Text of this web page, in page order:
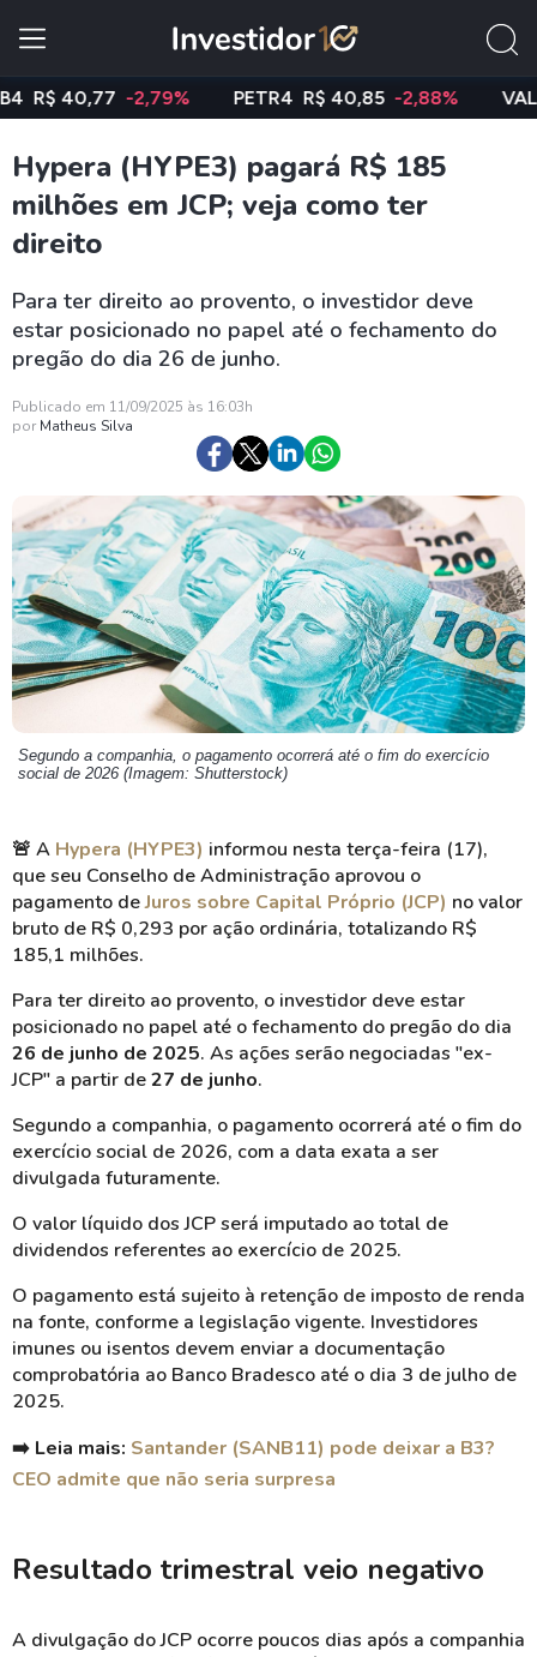
40,77 -2,79% PETR4 R$ 40,85 -2,88% VALE3
Hypera (HYPE3) pagará R$ 185
milhões em JCP; veja como ter
direito
Para ter direito ao provento, o investidor deve
estar posicionado no papel até o fechamento do
pregão do dia 26 de junho.
Publicado em 11/09/2025 às 16:03h
por Matheus Silva
Segundo a companhia, o pagamento ocorrerá até o fim do exercício
social de 2026 (Imagem: Shutterstock)
🚨 A Hypera (HYPE3) informou nesta terça-feira (17),
que seu Conselho de Administração aprovou o
pagamento deJuros sobre Capital Próprio (JCP) no valor
bruto de R$ 0,293 por ação ordinária, totalizando R$
185,1 milhões.
Para ter direito ao provento, o investidor deve estar
posicionado no papel até o fechamento do pregão do dia
26 de junho de 2025. As ações serão negociadas "ex-
JCP" a partir de27 de junho.
Segundo a companhia, o pagamento ocorrerá até o fim do
exercício social de 2026, com a data exata a ser
divulgada futuramente.
O valor líquido dos JCP será imputado ao total de
dividendos referentes ao exercício de 2025.
O pagamento está sujeito à retenção de imposto de renda
na fonte, conforme a legislação vigente. Investidores
imunes ou isentos devem enviar a documentação
comprobatória ao Banco Bradesco até o dia 3 de julho de
2025.
➡️ Leia mais: Santander (SANB11) pode deixar a B3?
CEO admite que não seria surpresa
Resultado trimestral veio negativo
A divulgação do JCP ocorre poucos dias após a companhia